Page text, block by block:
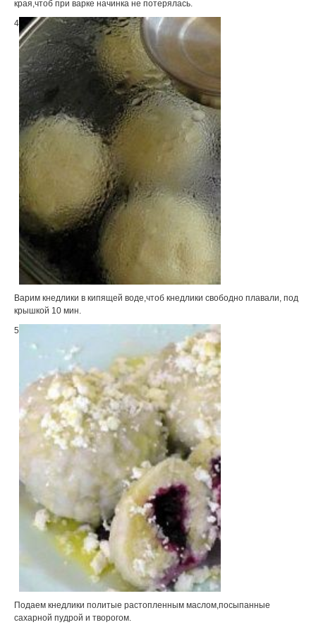
края,чтоб при варке начинка не потерялась.
4
Варим кнедлики в кипящей воде,чтоб кнедлики свободно плавали, под
крышкой 10 мин.
5
Подаем кнедлики политые растопленным маслом,посыпанные
сахарной пудрой и творогом.